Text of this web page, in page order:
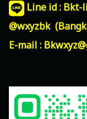
Line id : Bkt-
@wxyzbk
E-mail :